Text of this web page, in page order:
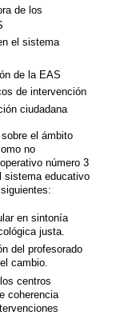
de los
el sistema
de la EAS
de intervención
ciudadana
el ámbito
no
número 3
sistema educativo
en sintonía
justa.
del profesorado
cambio.
centros
coherencia